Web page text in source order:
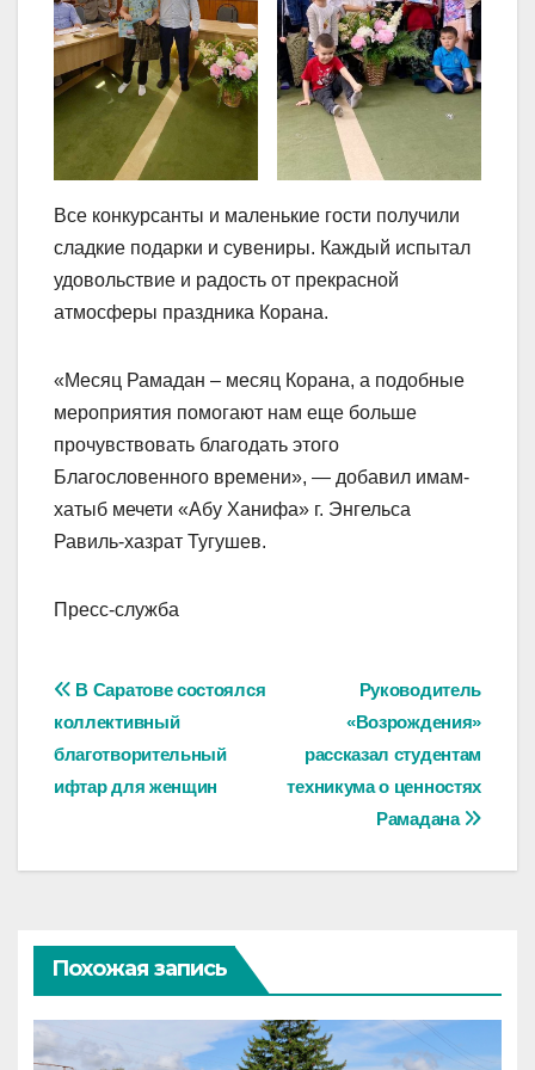
Все конкурсанты и маленькие гости получили
сладкие подарки и сувениры. Каждый испытал
удовольствие и радость от прекрасной
атмосферы праздника Корана.
«Месяц Рамадан – месяц Корана, а подобные
мероприятия помогают нам еще больше
прочувствовать благодать этого
Благословенного времени», — добавил имам-
хатыб мечети «Абу Ханифа» г. Энгельса
Равиль-хазрат Тугушев.
Пресс-служба
Навигация
по
записям
Руководитель
«Возрождения»
рассказал студентам
техникума о ценностях
Рамадана
В Саратове состоялся
коллективный
благотворительный
ифтар для женщин
Похожая запись